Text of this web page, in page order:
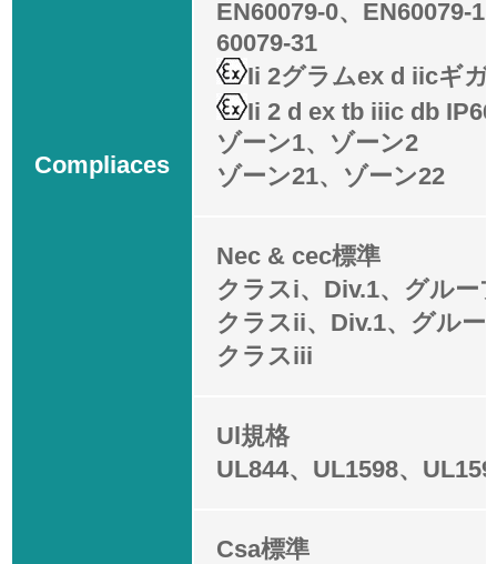
Compliaces
EN60079-0、EN60079-1
60079-31
Ii 2グラムex d iicギガ
Ii 2 d ex tb iiic db IP66
ゾーン1、ゾーン2
ゾーン21、ゾーン22
Nec & cec標準
クラスi、Div.1、グルー
クラスii、Div.1、グルー
クラスiii
Ul規格
UL844、UL1598、
Csa標準